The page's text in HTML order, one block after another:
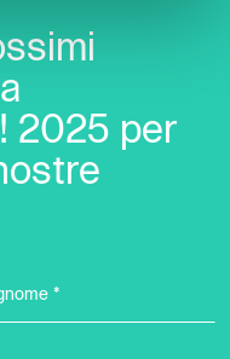
2025 per
*